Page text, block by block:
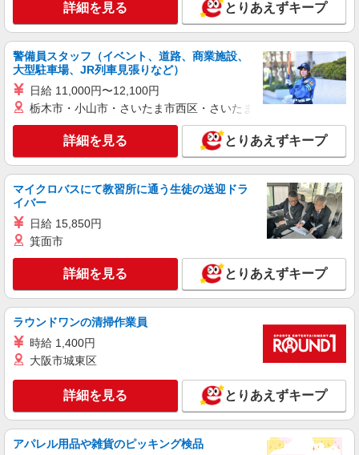
詳細を見る とりあえずキープ
警備員スタッフ（イベント、道路、商業施設、
大型駐車場、JR列車見張りなど）
日給 11,000円〜12,100円
栃木市・小山市・さいたま市西区・さいたま市岩槻区・久喜市・
詳細を見る とりあえずキープ
マイクロバスにて教習所に通う生徒の送迎ドラ
イバー
日給 15,850円
箕面市
詳細を見る とりあえずキープ
ラウンドワンの清掃作業員
時給 1,400円
大阪市城東区
詳細を見る とりあえずキープ
アパレル用品や雑貨のピッキング検品